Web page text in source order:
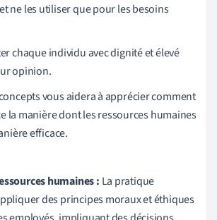
ne les utiliser que pour les besoins
chaque individu avec dignité et élevé
opinion.
vous aidera à apprécier comment
la manière dont les ressources humaines
efficace.
humaines : La pratique
des principes moraux et éthiques